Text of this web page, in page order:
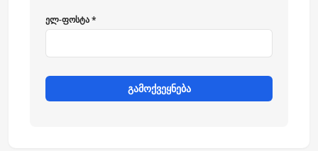
ელ-ფოსტა *
გამოქვეყნება